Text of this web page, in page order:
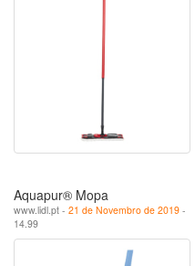
Aquapur® Mopa
www.lidl.pt - 21 de Novembro de 2019 -
14.99